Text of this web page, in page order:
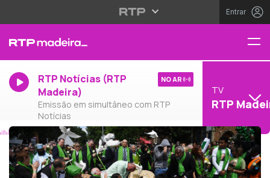
Entrar
RTP Notícias (RTP
Madeira)
Emissão em simultâneo com RTP
Notícias
NO AR
TV
RTP